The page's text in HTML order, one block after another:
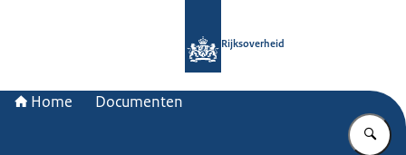
Rijksoverheid
Home Documenten